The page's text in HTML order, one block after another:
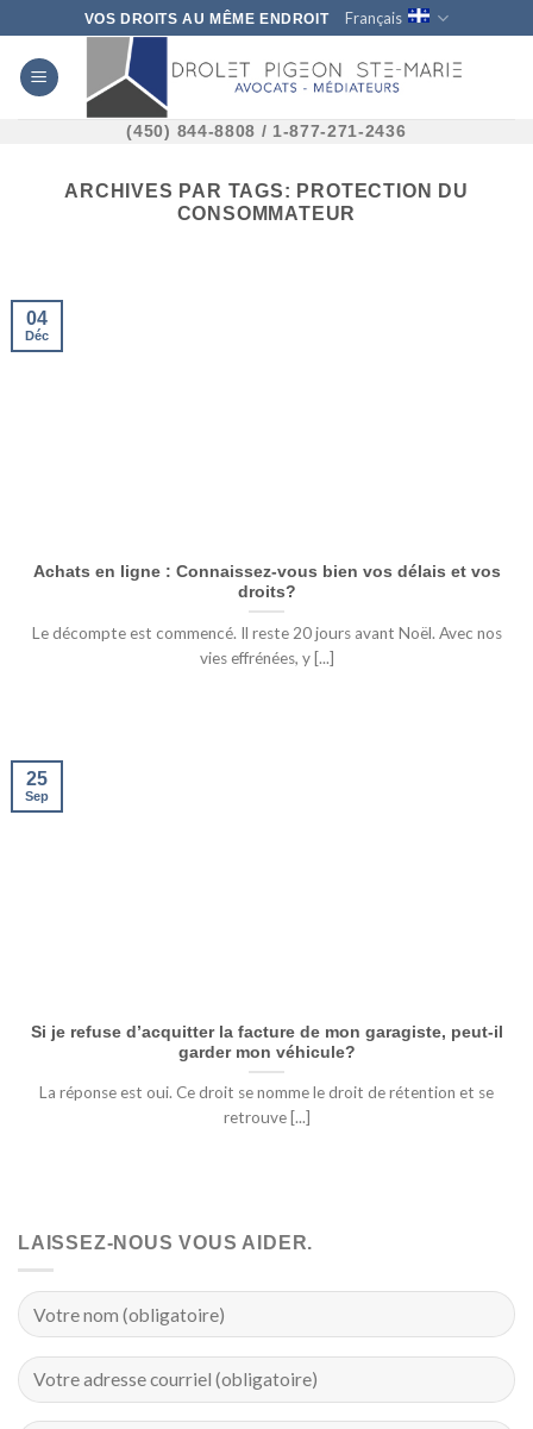
to
content
VOS DROITS AU MÊME ENDROIT Français
(450) 844-8808 / 1-877-271-2436
ARCHIVES PAR TAGS: PROTECTION DU
CONSOMMATEUR
Achats en ligne : Connaissez-vous bien vos délais et vos
droits?
Le décompte est commencé. Il reste 20 jours avant Noël. Avec nos
vies effrénées, y [...]
04
Déc
Si je refuse d’acquitter la facture de mon garagiste, peut-il
garder mon véhicule?
La réponse est oui. Ce droit se nomme le droit de rétention et se
retrouve [...]
25
Sep
LAISSEZ-NOUS VOUS AIDER.